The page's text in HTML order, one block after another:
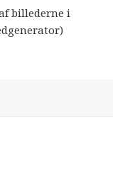
billederne i